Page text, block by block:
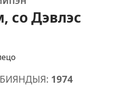
со Дэвлэс
1974